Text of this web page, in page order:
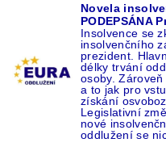
Novela
PODEPSÁNA
Insolvence se
insolvenčního
prezident.
délky trvání
osoby.
a to jak pro
získání
Legislativní
nové
oddlužení se